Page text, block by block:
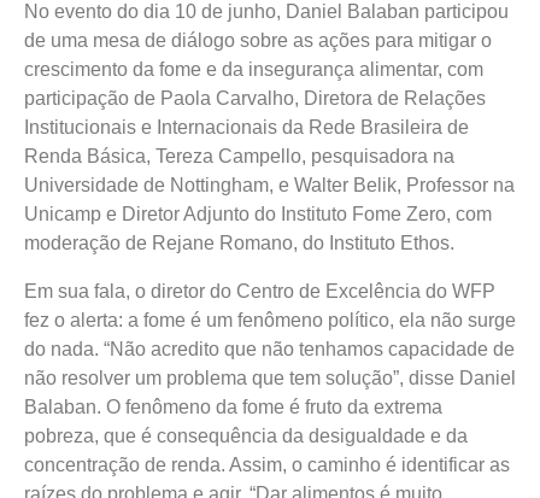
No evento do dia 10 de junho, Daniel Balaban participou
de uma mesa de diálogo sobre as ações para mitigar o
crescimento da fome e da insegurança alimentar, com
participação de Paola Carvalho, Diretora de Relações
Institucionais e Internacionais da Rede Brasileira de
Renda Básica, Tereza Campello, pesquisadora na
Universidade de Nottingham, e Walter Belik, Professor na
Unicamp e Diretor Adjunto do Instituto Fome Zero, com
moderação de Rejane Romano, do Instituto Ethos.
Em sua fala, o diretor do Centro de Excelência do WFP
fez o alerta: a fome é um fenômeno político, ela não surge
do nada. “Não acredito que não tenhamos capacidade de
não resolver um problema que tem solução”, disse Daniel
Balaban. O fenômeno da fome é fruto da extrema
pobreza, que é consequência da desigualdade e da
concentração de renda. Assim, o caminho é identificar as
raízes do problema e agir. “Dar alimentos é muito